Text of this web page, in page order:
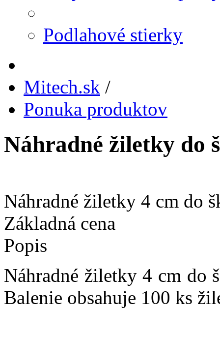
Podlahové stierky
Mitech.sk /
Ponuka produktov
Náhradné žiletky do
Náhradné žiletky 4 cm do
Základná cena
Popis
Náhradné žiletky 4 cm do
Balenie obsahuje 100 ks